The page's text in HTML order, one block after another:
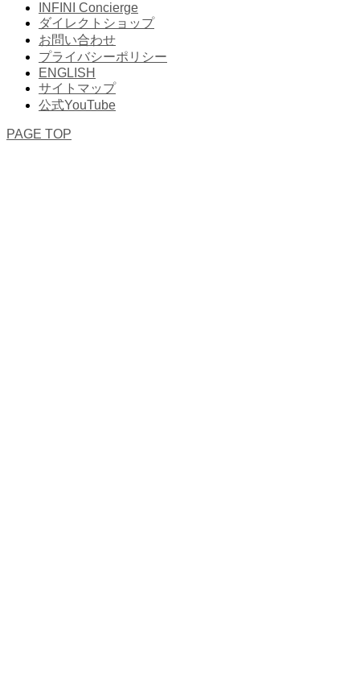
INFINI Concierge
ダイレクトショップ
お問い合わせ
プライバシーポリシー
ENGLISH
サイトマップ
公式YouTube
PAGE TOP